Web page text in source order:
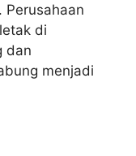
. Perusahaan
di
dan
menjadi